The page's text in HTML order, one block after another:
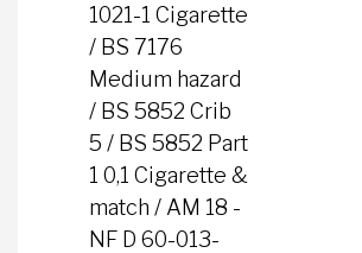
1021-1 Cigarette
/ BS 7176
Medium hazard
/ BS 5852 Crib
5 / BS 5852 Part
1 0,1 Cigarette &
match / AM 18 -
NF D 60-013-